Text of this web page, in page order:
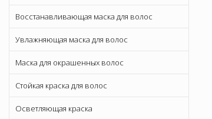
Восстанавливающая маска для волос
Увлажняющая маска для волос
Маска для окрашенных волос
Стойкая краска для волос
Осветляющая краска